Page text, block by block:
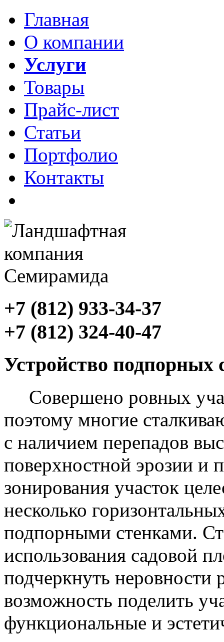
Главная
О компании
Услуги
Товары
Прайс-лист
Статьи
Портфолио
Контакты
+7 (812) 933-34-37
+7 (812) 324-40-47
Устройство подпорных
Совершено ровных
поэтому многие
с наличием перепадов
поверхностной эрозии и
зонирования участок
несколько
подпорными стенками.
использования садовой
подчеркнуть неровности
возможность поделить
функциональные и